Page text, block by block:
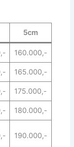
5cm
160.000,-
165.000,-
175.000,-
180.000,-
190.000,-